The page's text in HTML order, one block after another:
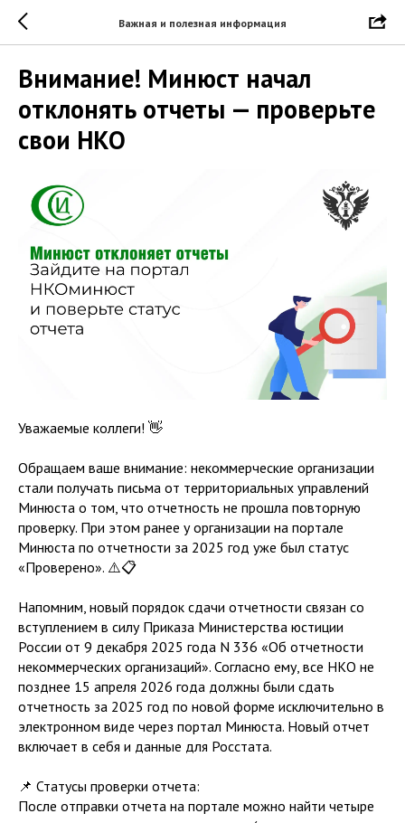
Важная и полезная информация
Внимание! Минюст начал
отклонять отчеты — проверьте
свои НКО
Уважаемые коллеги! 👋
Обращаем ваше внимание: некоммерческие организации
стали получать письма от территориальных управлений
Минюста о том, что отчетность не прошла повторную
проверку. При этом ранее у организации на портале
Минюста по отчетности за 2025 год уже был статус
«Проверено». ⚠️📋
Напомним, новый порядок сдачи отчетности связан со
вступлением в силу Приказа Министерства юстиции
России от 9 декабря 2025 года N 336 «Об отчетности
некоммерческих организаций». Согласно ему, все НКО не
позднее 15 апреля 2026 года должны были сдать
отчетность за 2025 год по новой форме исключительно в
электронном виде через портал Минюста. Новый отчет
включает в себя и данные для Росстата.
📌 Статусы проверки отчета:
После отправки отчета на портале можно найти четыре